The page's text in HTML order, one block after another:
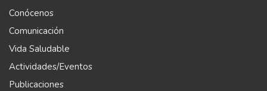
Conócenos
Comunicación
Vida Saludable
Actividades/Eventos
Publicaciones